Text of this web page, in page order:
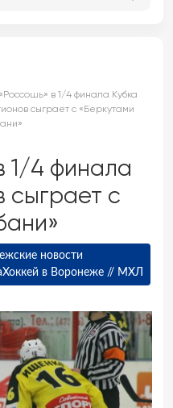
в 1/4 финала Кубка
сыграет с «Беркутами
1/4 финала
сыграет с
новости
Хоккей в Воронеже // МХЛ